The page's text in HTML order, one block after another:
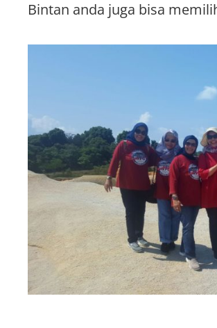
Bintan anda juga bisa